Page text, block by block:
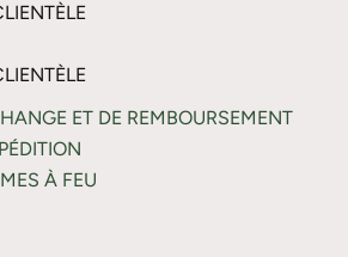
ET DE REMBOURSEMENT
À FEU